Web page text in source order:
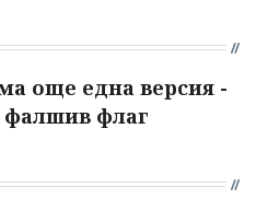
още една версия -
фалшив флаг